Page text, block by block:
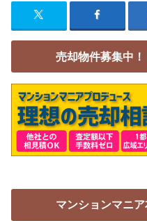
売却物件募集中！
マンションマニ